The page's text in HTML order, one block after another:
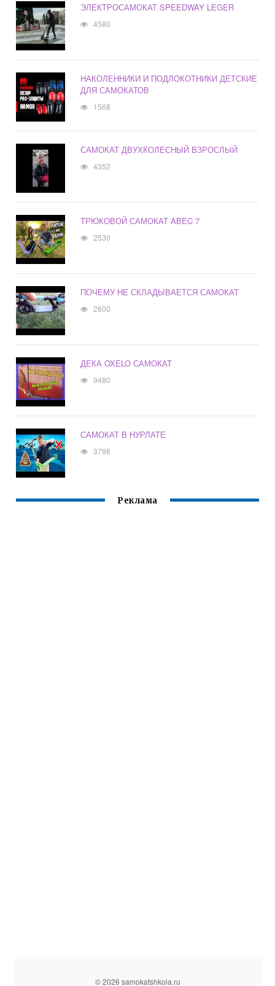
ЭЛЕКТРОСАМОКАТ SPEEDWAY LEGER
4580
НАКОЛЕННИКИ И ПОДЛОКОТНИКИ ДЕТСКИЕ
ДЛЯ САМОКАТОВ
1568
САМОКАТ ДВУХКОЛЕСНЫЙ ВЗРОСЛЫЙ
4352
ТРЮКОВОЙ САМОКАТ ABEC 7
2530
ПОЧЕМУ НЕ СКЛАДЫВАЕТСЯ САМОКАТ
2800
ДЕКА OXELO САМОКАТ
9480
САМОКАТ В НУРЛАТЕ
3798
Реклама
© 2026 samokatshkola.ru